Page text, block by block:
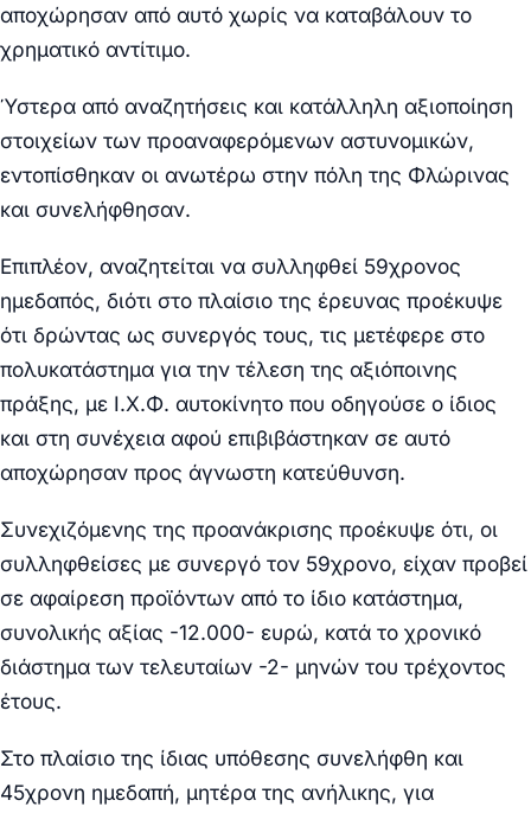
αποχώρησαν από αυτό χωρίς να καταβάλουν το
χρηματικό αντίτιμο.
Ύστερα από αναζητήσεις και κατάλληλη αξιοποίηση
στοιχείων των προαναφερόμενων αστυνομικών,
εντοπίσθηκαν οι ανωτέρω στην πόλη της Φλώρινας
και συνελήφθησαν.
Επιπλέον, αναζητείται να συλληφθεί 59χρονος
ημεδαπός, διότι στο πλαίσιο της έρευνας προέκυψε
ότι δρώντας ως συνεργός τους, τις μετέφερε στο
πολυκατάστημα για την τέλεση της αξιόποινης
πράξης, με Ι.Χ.Φ. αυτοκίνητο που οδηγούσε ο ίδιος
και στη συνέχεια αφού επιβιβάστηκαν σε αυτό
αποχώρησαν προς άγνωστη κατεύθυνση.
Συνεχιζόμενης της προανάκρισης προέκυψε ότι, οι
συλληφθείσες με συνεργό τον 59χρονο, είχαν προβεί
σε αφαίρεση προϊόντων από το ίδιο κατάστημα,
συνολικής αξίας -12.000- ευρώ, κατά το χρονικό
διάστημα των τελευταίων -2- μηνών του τρέχοντος
έτους.
Στο πλαίσιο της ίδιας υπόθεσης συνελήφθη και
45χρονη ημεδαπή, μητέρα της ανήλικης, για